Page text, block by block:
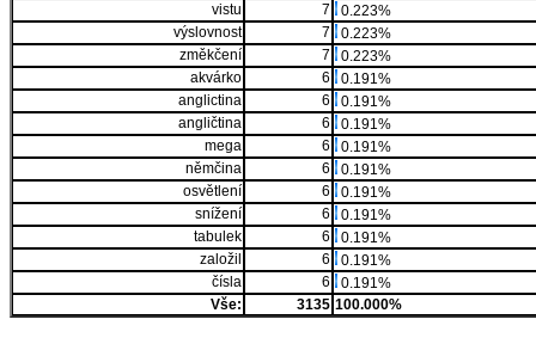
vistu
7
0.223%
výslovnost
7
0.223%
změkčení
7
0.223%
akvárko
6
0.191%
anglictina
6
0.191%
angličtina
6
0.191%
mega
6
0.191%
němčina
6
0.191%
osvětlení
6
0.191%
snížení
6
0.191%
tabulek
6
0.191%
založil
6
0.191%
čísla
6
0.191%
Vše:
3135 100.000%